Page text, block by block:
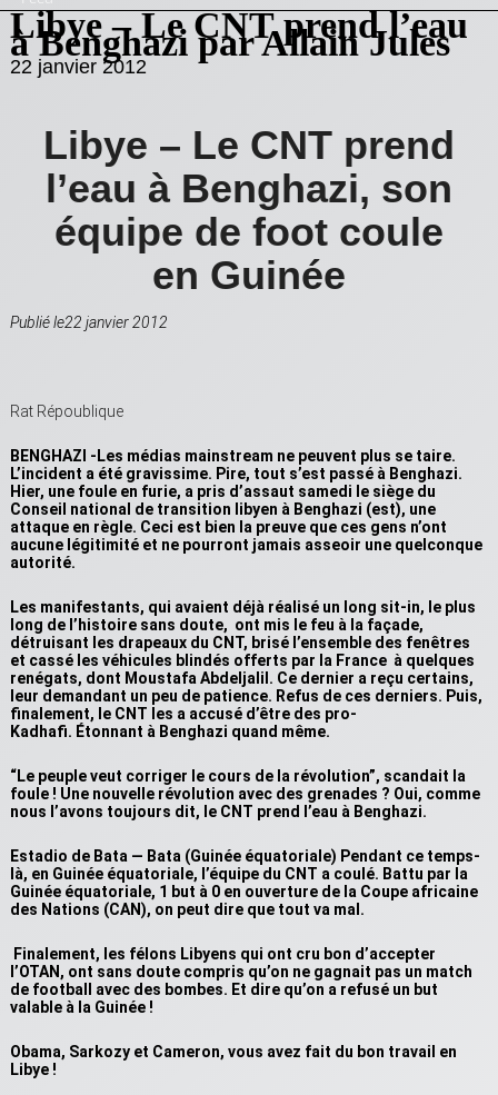
Libye – Le CNT prend l’eau
à Benghazi par Allain Jules
22 janvier 2012
Libye – Le CNT prend
l’eau à Benghazi, son
équipe de foot coule
en Guinée
Publié le22 janvier 2012
Rat Répoublique
BENGHAZI -Les médias mainstream ne peuvent plus se taire.
L’incident a été gravissime. Pire, tout s’est passé à Benghazi.
Hier, une foule en furie, a pris d’assaut samedi le siège du
Conseil national de transition libyen à Benghazi (est), une
attaque en règle. Ceci est bien la preuve que ces gens n’ont
aucune légitimité et ne pourront jamais asseoir une quelconque
autorité.
Les manifestants, qui avaient déjà réalisé un long sit-in, le plus
long de l’histoire sans doute, ont mis le feu à la façade,
détruisant les drapeaux du CNT, brisé l’ensemble des fenêtres
et cassé les véhicules blindés offerts par la France à quelques
renégats, dont Moustafa Abdeljalil. Ce dernier a reçu certains,
leur demandant un peu de patience. Refus de ces derniers. Puis,
finalement, le CNT les a accusé d’être des pro-
Kadhafi. Étonnant à Benghazi quand même.
“Le peuple veut corriger le cours de la révolution”, scandait la
foule ! Une nouvelle révolution avec des grenades ? Oui, comme
nous l’avons toujours dit, le CNT prend l’eau à Benghazi.
Estadio de Bata — Bata (Guinée équatoriale) Pendant ce temps-
là, en Guinée équatoriale, l’équipe du CNT a coulé. Battu par la
Guinée équatoriale, 1 but à 0 en ouverture de la Coupe africaine
des Nations (CAN), on peut dire que tout va mal.
Finalement, les félons Libyens qui ont cru bon d’accepter
l’OTAN, ont sans doute compris qu’on ne gagnait pas un match
de football avec des bombes. Et dire qu’on a refusé un but
valable à la Guinée !
Obama, Sarkozy et Cameron, vous avez fait du bon travail en
Libye !